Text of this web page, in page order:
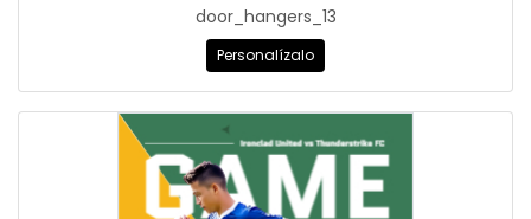
door_hangers_13
Personalízalo